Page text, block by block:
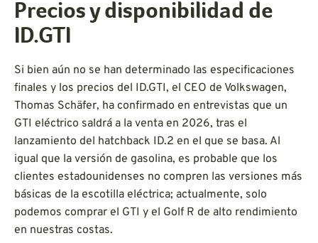
Precios y disponibilidad de
ID.GTI
Si bien aún no se han determinado las especificaciones
finales y los precios del ID.GTI, el CEO de Volkswagen,
Thomas Schäfer, ha confirmado en entrevistas que un
GTI eléctrico saldrá a la venta en 2026, tras el
lanzamiento del hatchback ID.2 en el que se basa. Al
igual que la versión de gasolina, es probable que los
clientes estadounidenses no compren las versiones más
básicas de la escotilla eléctrica; actualmente, solo
podemos comprar el GTI y el Golf R de alto rendimiento
en nuestras costas.